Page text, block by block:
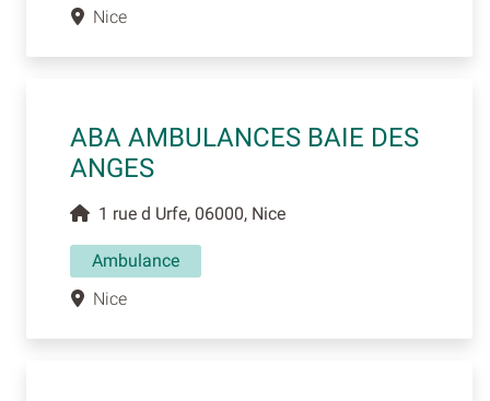
Nice
ABA AMBULANCES BAIE DES
ANGES
1 rue d Urfe, 06000, Nice
Ambulance
Nice